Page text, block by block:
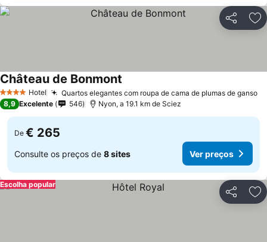
Partilhar
4 EstrelasHotel Quartos elegantes com roupa de cama de plumas de ganso
Château de Bonmont
8,9 Excelente 546 Nyon, a 19.1 km de Sciez
De € 265
Consulte os preços de 8 sites Ver preços
Partilhar
Escolha popular